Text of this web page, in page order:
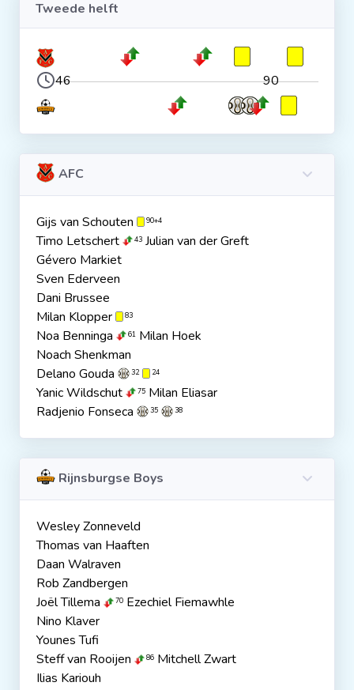
Tweede helft
46 90
AFC
Gijs van Schouten 90+4
Timo Letschert 43 Julian van der Greft
Gévero Markiet
Sven Ederveen
Dani Brussee
Milan Klopper
83
Noa Benninga 61 Milan Hoek
Noach Shenkman
Delano Gouda
32 24
Yanic Wildschut 75 Milan Eliasar
Radjenio Fonseca
35 38
Rijnsburgse Boys
Wesley Zonneveld
Thomas van Haaften
Daan Walraven
Rob Zandbergen
Joël Tillema
70 Ezechiel Fiemawhle
Nino Klaver
Younes Tufi
Steff van Rooijen
86 Mitchell Zwart
Ilias Kariouh